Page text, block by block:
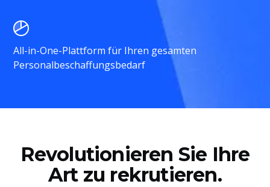
All-in-One-Plattform für Ihren gesamten
Personalbeschaffungsbedarf
Revolutionieren Sie Ihre
Art zu rekrutieren.